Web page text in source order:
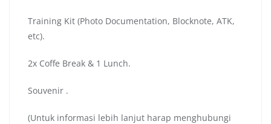
Training Kit (Photo Documentation, Blocknote, ATK,
etc).
2x Coffe Break & 1 Lunch.
Souvenir .
(Untuk informasi lebih lanjut harap menghubungi